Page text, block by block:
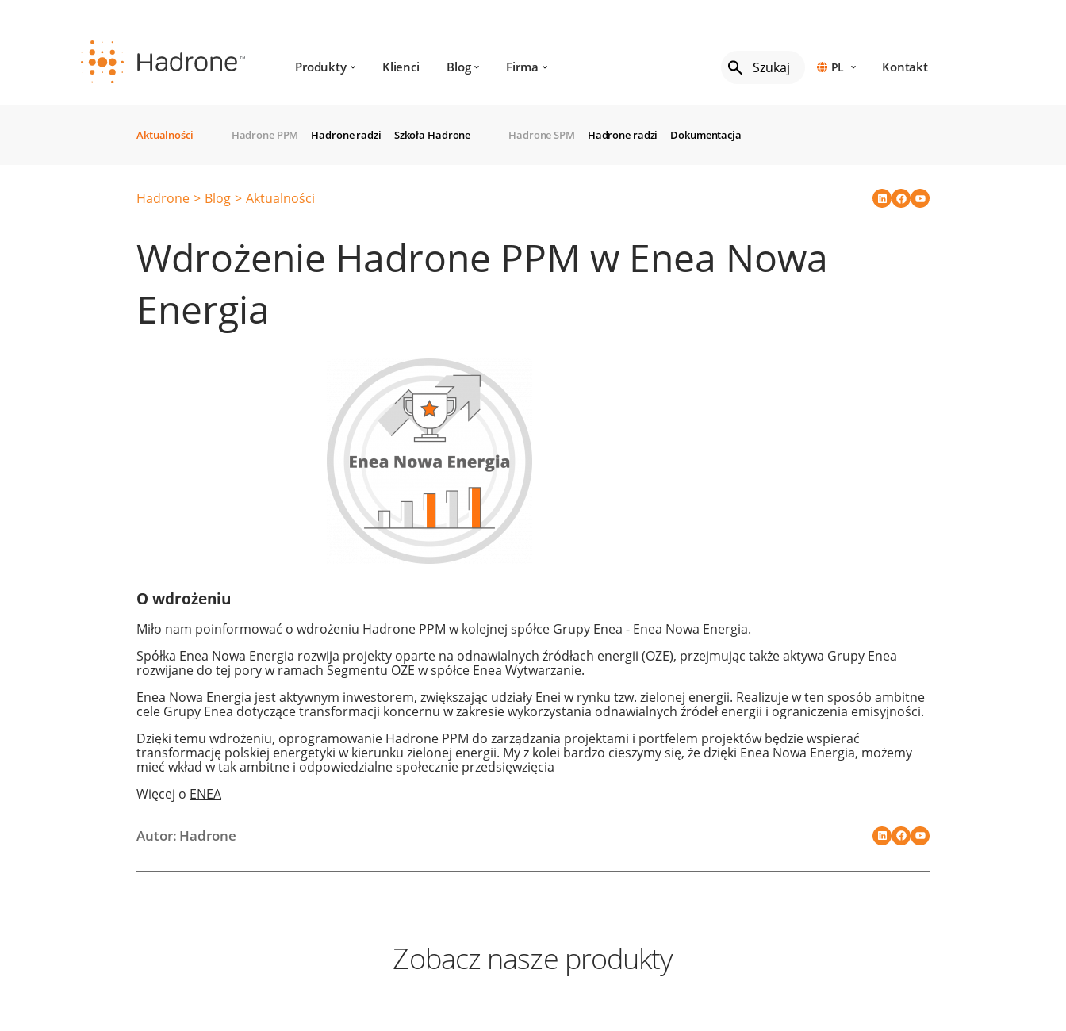
Produkty Klienci Blog Firma PL Kontakt
Aktualności Hadrone PPM Hadrone radzi Szkoła Hadrone Hadrone SPM Hadrone radzi Dokumentacja
Hadrone Blog Aktualności
Wdrożenie Hadrone PPM w Enea Nowa
Energia
O wdrożeniu
Miło nam poinformować o wdrożeniu Hadrone PPM w kolejnej spółce Grupy Enea - Enea Nowa Energia.
Spółka Enea Nowa Energia rozwija projekty oparte na odnawialnych źródłach energii (OZE), przejmując także aktywa Grupy Enea
rozwijane do tej pory w ramach Segmentu OZE w spółce Enea Wytwarzanie.
Enea Nowa Energia jest aktywnym inwestorem, zwiększając udziały Enei w rynku tzw. zielonej energii. Realizuje w ten sposób ambitne
cele Grupy Enea dotyczące transformacji koncernu w zakresie wykorzystania odnawialnych źródeł energii i ograniczenia emisyjności.
Dzięki temu wdrożeniu, oprogramowanie Hadrone PPM do zarządzania projektami i portfelem projektów będzie wspierać
transformację polskiej energetyki w kierunku zielonej energii. My z kolei bardzo cieszymy się, że dzięki Enea Nowa Energia, możemy
mieć wkład w tak ambitne i odpowiedzialne społecznie przedsięwzięcia
Więcej o ENEA
Autor: Hadrone
Zobacz nasze produkty